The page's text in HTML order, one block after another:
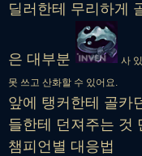
딜러한테 무리하게
은 대부분
사
못 쓰고 산화할 수 있어요.
앞에 탱커한테 골카
들한테 던져주는 것
챔피언별 대응법